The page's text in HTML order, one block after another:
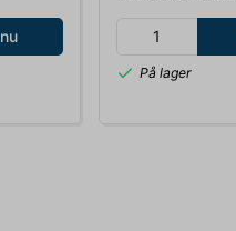
På lager